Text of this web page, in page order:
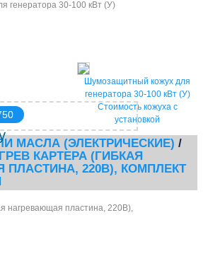
генератора 30-100 кВт (У)
Шумозащитный кожух для
генератора 30-100 кВт (У)
Стоимость кожуха с
установкой
МАСЛА (ЭЛЕКТРИЧЕСКИЕ) /
КАРТЕРА (ГИБКАЯ
220В), КОМПЛЕКТ
нагревающая пластина, 220В),